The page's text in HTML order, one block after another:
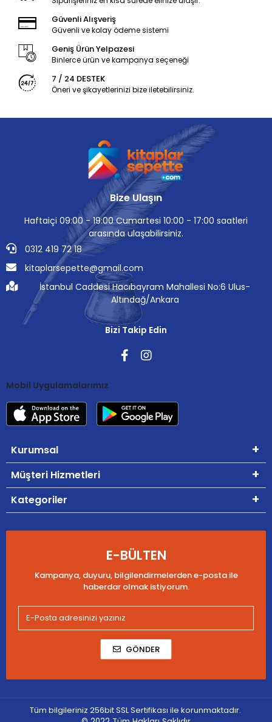
Güvenli Alışveriş
Güvenli ve kolay ödeme sistemi
Geniş Ürün Yelpazesi
Binlerce ürün ve kampanya seçeneği
7 / 24 DESTEK
Öneri ve şikayetlerinizi bize iletebilirsiniz.
Bize Ulaşın
Haftaiçi 09:00 - 19:00 Cumartesi 10:00 - 17:00 saatleri
arasında ulaşabilirsiniz.
0312 419 72 18
kitaplarsepette@gmail.com
İstanbul Caddesi Hacıbayram Mahallesi No:6 Ulus-
Altındağ/Ankara
Bizi Takip Edin
Mobil Uygulamalarımız
Kurumsal
Müşteri Hizmetleri
Kategoriler
E-BÜLTEN
Kampanya, duyuru, bilgilendirmelerden e-posta ile
haberdar olmak istiyorum.
GÖNDER
Tüm bilgileriniz 256bit SSL Sertifikası ile korunmaktadır.